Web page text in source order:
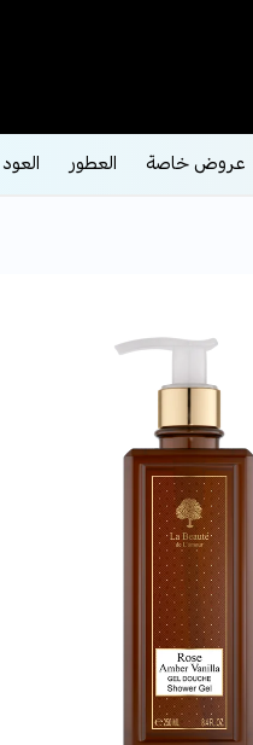
عروض خاصة العطور العود